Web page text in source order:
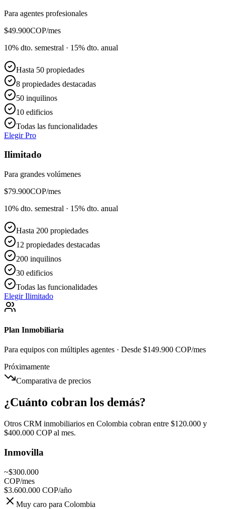
Para agentes profesionales
$49.900COP/mes
10% dto. semestral · 15% dto. anual
Hasta 50 propiedades
8 propiedades destacadas
50 inquilinos
10 edificios
Todas las funcionalidades
Elegir Pro
Ilimitado
Para grandes volúmenes
$79.900COP/mes
10% dto. semestral · 15% dto. anual
Hasta 200 propiedades
12 propiedades destacadas
200 inquilinos
30 edificios
Todas las funcionalidades
Elegir Ilimitado
Plan Inmobiliaria
Para equipos con múltiples agentes · Desde $149.900 COP/mes
Próximamente
Comparativa de precios
¿Cuánto cobran los demás?
Otros CRM inmobiliarios en Colombia cobran entre $120.000 y
$400.000 COP al mes.
Inmovilla
~$300.000
COP/mes
$3.600.000 COP/año
Muy caro para Colombia